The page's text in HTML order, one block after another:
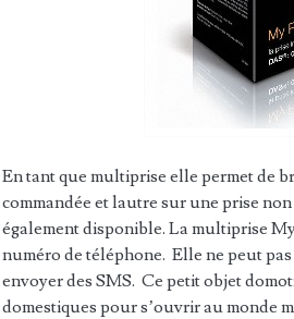
En tant que multiprise elle permet de
commandée et lautre sur une prise
également disponible. La multiprise
numéro de téléphone. Elle ne peut
envoyer des SMS. Ce petit objet
domestiques pour s’ouvrir au monde